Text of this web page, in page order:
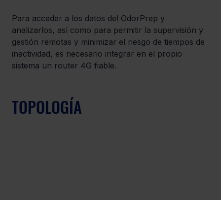
Para acceder a los datos del OdorPrep y
analizarlos, así como para permitir la supervisión y
gestión remotas y minimizar el riesgo de tiempos de
inactividad, es necesario integrar en el propio
sistema un router 4G fiable.
TOPOLOGÍA